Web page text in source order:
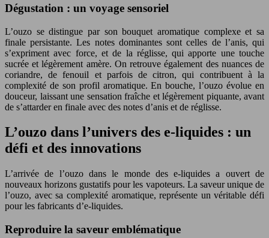
Dégustation : un voyage sensoriel
L’ouzo se distingue par son bouquet aromatique complexe et sa
finale persistante. Les notes dominantes sont celles de l’anis, qui
s’expriment avec force, et de la réglisse, qui apporte une touche
sucrée et légèrement amère. On retrouve également des nuances de
coriandre, de fenouil et parfois de citron, qui contribuent à la
complexité de son profil aromatique. En bouche, l’ouzo évolue en
douceur, laissant une sensation fraîche et légèrement piquante, avant
de s’attarder en finale avec des notes d’anis et de réglisse.
L’ouzo dans l’univers des e-liquides : un
défi et des innovations
L’arrivée de l’ouzo dans le monde des e-liquides a ouvert de
nouveaux horizons gustatifs pour les vapoteurs. La saveur unique de
l’ouzo, avec sa complexité aromatique, représente un véritable défi
pour les fabricants d’e-liquides.
Reproduire la saveur emblématique